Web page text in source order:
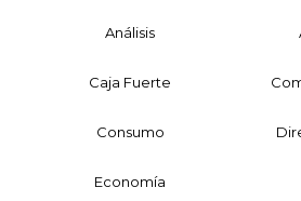
Análisis
Caja Fuerte
Consumo
Economía